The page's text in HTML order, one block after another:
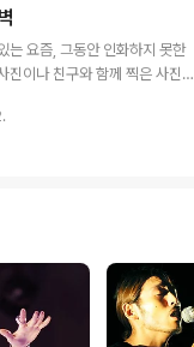
합을 들으면 그 가사가 머릿속
되는 것들이 있는데, 그런 것들
로 시각화하여 보여줌으로써 사
, 때가 되면 다시 시작할 프로젝
는 요즘, 그동안 인화하지 못한
진이나 친구와 함께 찍은 사진
면서 뭔가 평범해보이기는 싫고
서 사온 낚시줄을 양끝에 팽팽
나씩 걸어 놓았다. 사진 인화비
안되는 저렴한 가격으로 완성!
면 간단하게 사진벽을 만들어